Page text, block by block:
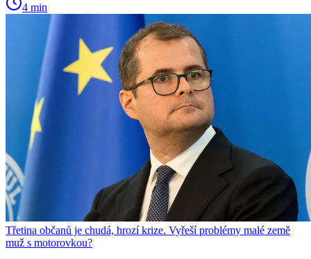
4 min
Třetina občanů je chudá, hrozí krize. Vyřeší problémy malé země
muž s motorovkou?